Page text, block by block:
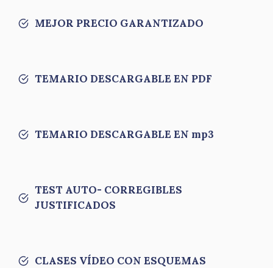
MEJOR PRECIO GARANTIZADO
TEMARIO DESCARGABLE EN PDF
TEMARIO DESCARGABLE EN mp3
TEST AUTO- CORREGIBLES
JUSTIFICADOS
CLASES VÍDEO CON ESQUEMAS